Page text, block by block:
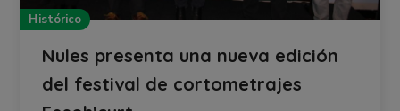
Histórico
Nules presenta una nueva edición
del festival de cortometrajes